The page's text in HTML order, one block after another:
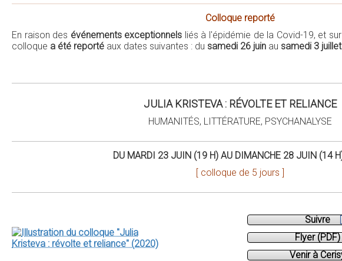
Colloque reporté
En raison des événements exceptionnels liés à l'épidémie de la Covid-19, et sur
colloque a été reporté aux dates suivantes : du samedi 26 juin au samedi 3
JULIA KRISTEVA : RÉVOLTE ET RELIANCE
HUMANITÉS, LITTÉRATURE, PSYCHANALYSE
DU MARDI 23 JUIN (19 H) AU DIMANCHE 28 JUIN (14
[ colloque de 5 jours ]
Suivre
Flyer (PDF)
Venir à